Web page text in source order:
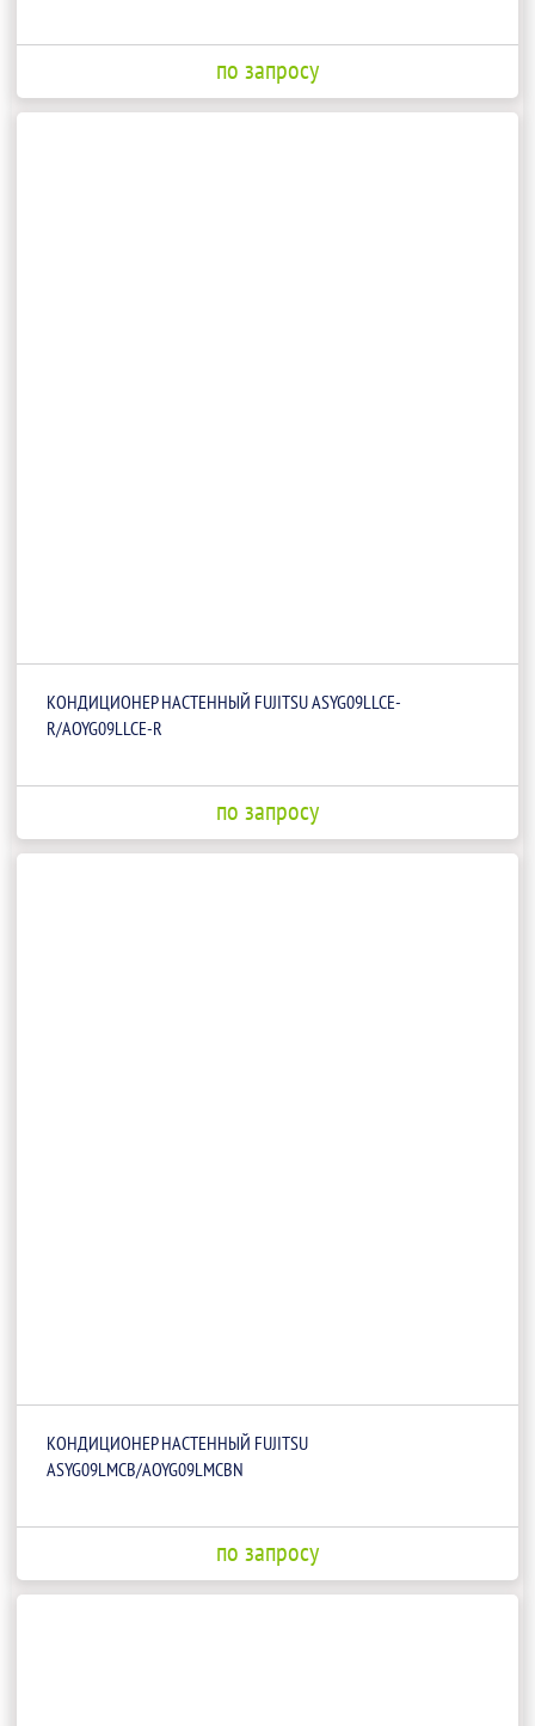
по запросу
КОНДИЦИОНЕР НАСТЕННЫЙ FUJITSU ASYG09LLCE-
R/AOYG09LLCE-R
по запросу
КОНДИЦИОНЕР НАСТЕННЫЙ FUJITSU
ASYG09LMCB/AOYG09LMCBN
по запросу